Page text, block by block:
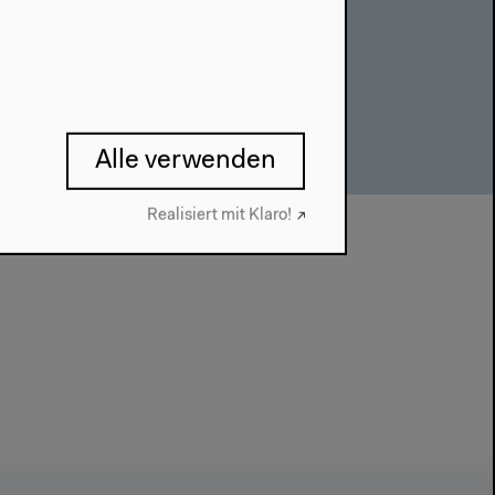
Alle verwenden
Realisiert mit Klaro!